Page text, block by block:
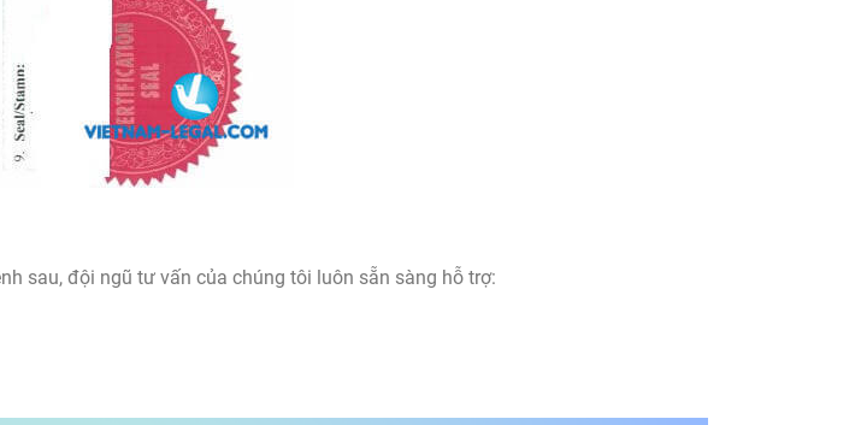
sau, đội ngũ tư vấn của chúng tôi luôn sẵn sàng hỗ trợ: